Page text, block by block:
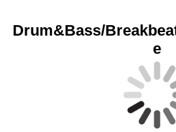
Drum&Bass/
e